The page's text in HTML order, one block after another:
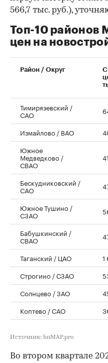
00:00 / 00:00
566,7 тыс. руб.),
Топ-10 районов
цен на
Район / Округ
Тимирязевский /
САО
Измайлово / ВАО
Южное
Медведково /
СВАО
Бескудниковский /
САО
Южное Тушино /
СЗАО
Бабушкинский /
СВАО
Таганский / ЦАО 1
Строгино / СЗАО
Солнцево / ЗАО
Коптево / САО
Источник: bnMAP.pro
Во втором квартале